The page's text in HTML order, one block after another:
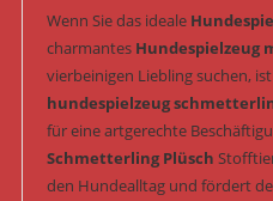
Wenn Sie das ideale
charmantes Hundespielzeug
vierbeinigen Liebling suchen,
hundespielzeug
für eine artgerechte
Schmetterling Plüsch
den Hundealltag und fördert